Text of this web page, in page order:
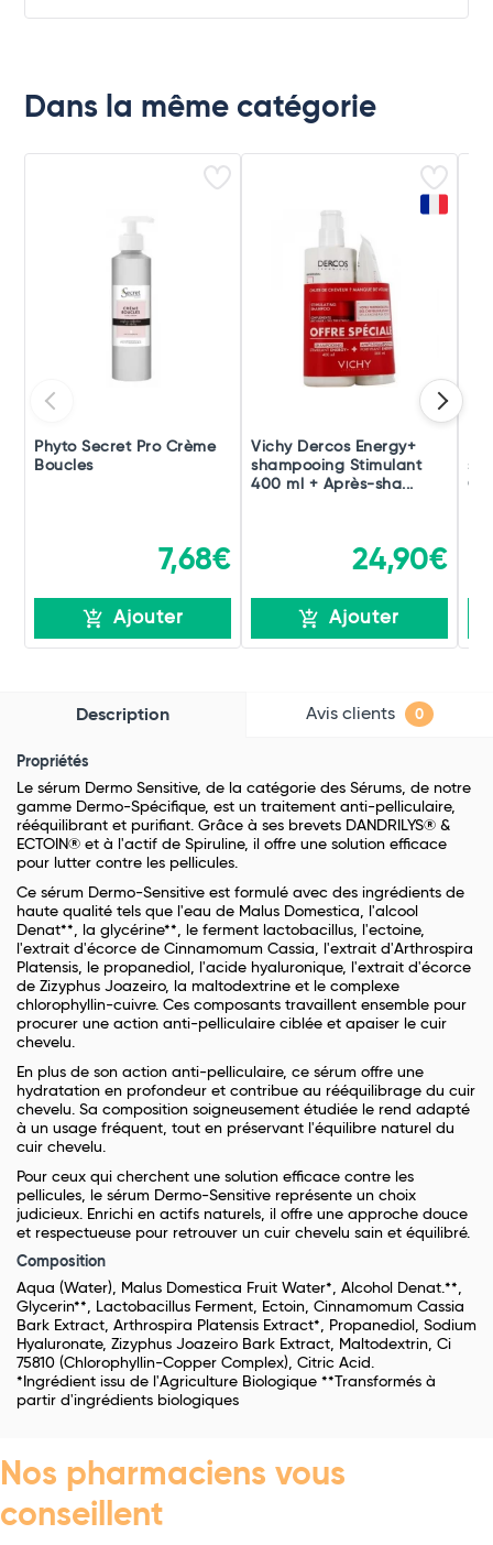
Dans la même catégorie
Phyto Secret Pro Crème
Boucles
7,68€
Ajouter
Vichy Dercos Energy+
shampooing Stimulant
400 ml + Après-sha...
24,90€
Ajouter
Description Avis clients 0
Propriétés
Le sérum Dermo Sensitive, de la catégorie des Sérums, de notre
gamme Dermo-Spécifique, est un traitement anti-pelliculaire,
rééquilibrant et purifiant. Grâce à ses brevets DANDRILYS® &
ECTOIN® et à l'actif de Spiruline, il offre une solution efficace
pour lutter contre les pellicules.
Ce sérum Dermo-Sensitive est formulé avec des ingrédients de
haute qualité tels que l'eau de Malus Domestica, l'alcool
Denat**, la glycérine**, le ferment lactobacillus, l'ectoine,
l'extrait d'écorce de Cinnamomum Cassia, l'extrait d'Arthrospira
Platensis, le propanediol, l'acide hyaluronique, l'extrait d'écorce
de Zizyphus Joazeiro, la maltodextrine et le complexe
chlorophyllin-cuivre. Ces composants travaillent ensemble pour
procurer une action anti-pelliculaire ciblée et apaiser le cuir
chevelu.
En plus de son action anti-pelliculaire, ce sérum offre une
hydratation en profondeur et contribue au rééquilibrage du cuir
chevelu. Sa composition soigneusement étudiée le rend adapté
à un usage fréquent, tout en préservant l'équilibre naturel du
cuir chevelu.
Pour ceux qui cherchent une solution efficace contre les
pellicules, le sérum Dermo-Sensitive représente un choix
judicieux. Enrichi en actifs naturels, il offre une approche douce
et respectueuse pour retrouver un cuir chevelu sain et équilibré.
Composition
Aqua (Water), Malus Domestica Fruit Water*, Alcohol Denat.**,
Glycerin**, Lactobacillus Ferment, Ectoin, Cinnamomum Cassia
Bark Extract, Arthrospira Platensis Extract*, Propanediol, Sodium
Hyaluronate, Zizyphus Joazeiro Bark Extract, Maltodextrin, Ci
75810 (Chlorophyllin-Copper Complex), Citric Acid.
*Ingrédient issu de l'Agriculture Biologique **Transformés à
partir d'ingrédients biologiques
Nos pharmaciens vous
conseillent